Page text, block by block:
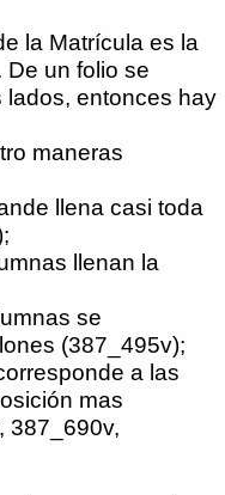
la Matrícula es la
De un folio se
lados, entonces hay
maneras
llena casi toda
llenan la
se
(387_495v);
a las
mas
387_690v,